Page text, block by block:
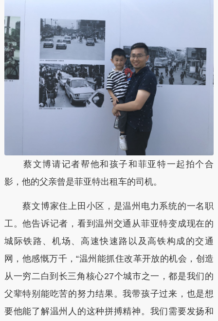
蔡文博请记者帮他和孩子和菲亚特一起拍个合
影，他的父亲曾是菲亚特出租车的司机。
蔡文博家住上田小区，是温州电力系统的一名职
工。他告诉记者，看到温州交通从菲亚特变成现在的
城际铁路、机场、高速快速路以及高铁构成的交通
网，他感慨万千，“温州能抓住改革开放的机会，创造
从一穷二白到长三角核心27个城市之一，都是我们的
父辈特别能吃苦的努力结果。我带孩子过来，也是想
要他能了解温州人的这种拼搏精神。我们需要发扬和